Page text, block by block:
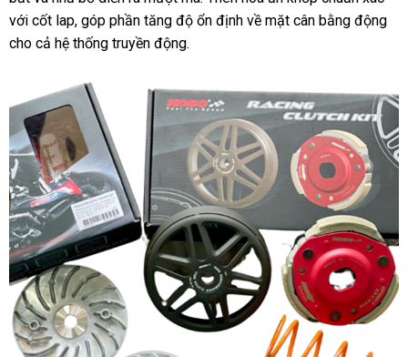
với cốt lap, góp phần tăng độ ổn định về mặt cân bằng động
cho cả hệ thống truyền động.